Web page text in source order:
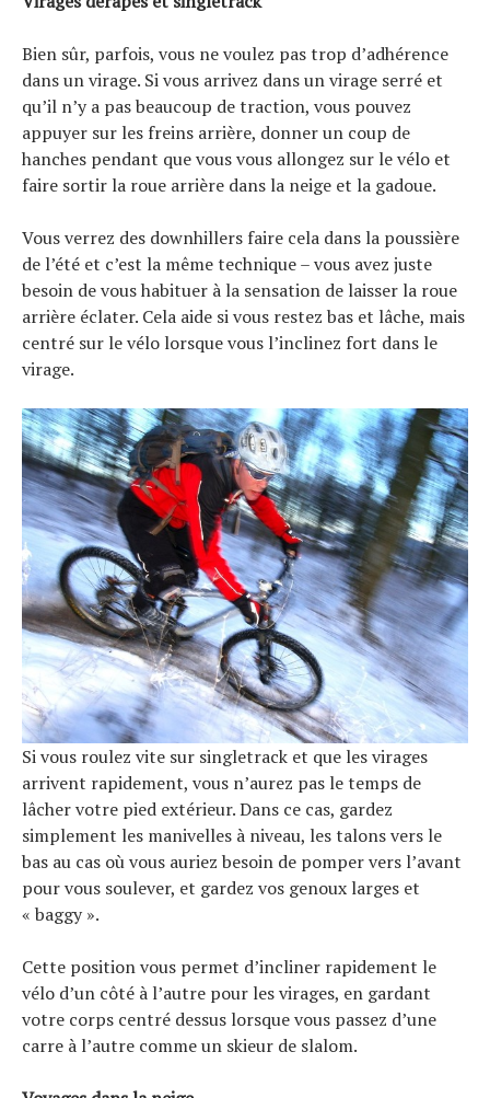
Bien sûr, parfois, vous ne voulez pas trop d’adhérence
dans un virage. Si vous arrivez dans un virage serré et
qu’il n’y a pas beaucoup de traction, vous pouvez
appuyer sur les freins arrière, donner un coup de
hanches pendant que vous vous allongez sur le vélo et
faire sortir la roue arrière dans la neige et la gadoue.
Vous verrez des downhillers faire cela dans la poussière
de l’été et c’est la même technique – vous avez juste
besoin de vous habituer à la sensation de laisser la roue
arrière éclater. Cela aide si vous restez bas et lâche, mais
centré sur le vélo lorsque vous l’inclinez fort dans le
virage.
Si vous roulez vite sur singletrack et que les virages
arrivent rapidement, vous n’aurez pas le temps de
lâcher votre pied extérieur. Dans ce cas, gardez
simplement les manivelles à niveau, les talons vers le
bas au cas où vous auriez besoin de pomper vers l’avant
pour vous soulever, et gardez vos genoux larges et
« baggy ».
Cette position vous permet d’incliner rapidement le
vélo d’un côté à l’autre pour les virages, en gardant
votre corps centré dessus lorsque vous passez d’une
carre à l’autre comme un skieur de slalom.